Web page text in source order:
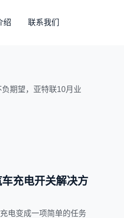
绍 联系我们
期望，亚特联10月业
充电开关解决方
电变成一项简单的任务